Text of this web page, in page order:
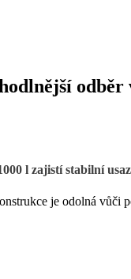
odběr
l zajistí stabilní
je odolná